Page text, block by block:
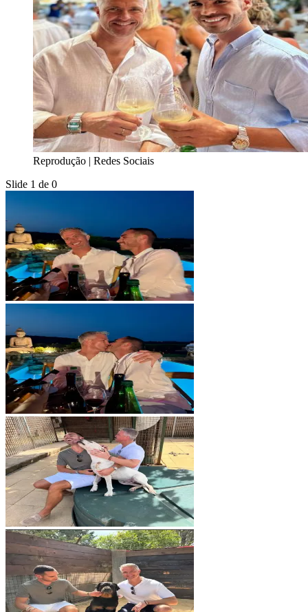
Reprodução | Redes Sociais
Slide 1 de 0